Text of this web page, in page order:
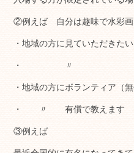
②例えば 自分は趣味で水彩画
・地域の方に見ていただきた
・ 〃 （入場料
・地域の方にボランティア（
・ 〃 有償で教えます
③例えば